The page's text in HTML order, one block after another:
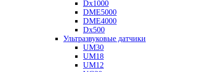
Dx1000
DME5000
DME4000
Dx500
Ультразвуковые датчики
UM30
UM18
UM12